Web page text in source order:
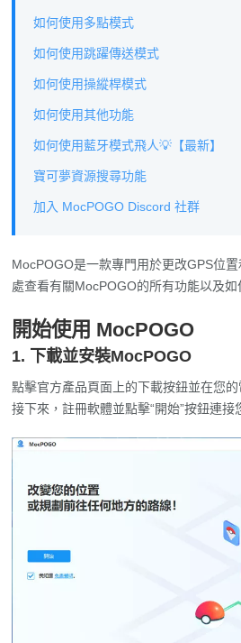
如何使用多點模式
如何使用跳躍傳送模式
如何使用操縱桿模式
如何使用其他功能
如何使用藍牙模式飛人💡【最新】
寶可夢資源搜尋功能
加入 MocPOGO Discord 社群
MocPOGO是一款專門用於更改GPS位
處查看有關MocPOGO的所有功能以及如
開始使用 MocPOGO
1. 下載並安裝MocPOGO
點擊官方產品頁面上的下載按鈕並在您
接下來，註冊軟體並點擊“開始”按鈕連接